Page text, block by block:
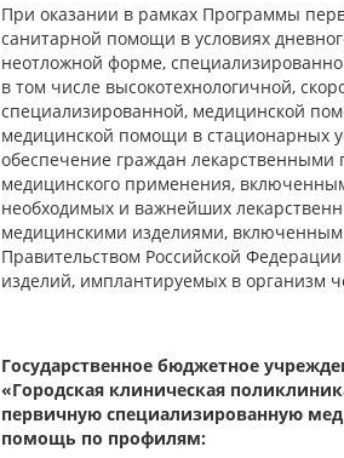
При оказании в рамках Программы
санитарной помощи в условиях
неотложной форме,
в том числе высокотехнологичной,
специализированной, медицинской
медицинской помощи в стационарных
обеспечение граждан лекарственными
медицинского применения,
необходимых и важнейших
медицинскими изделиями,
Правительством Российской
изделий, имплантируемых в организм
Государственное бюджетное
«Городская клиническая
первичную специализированную
помощь по профилям: